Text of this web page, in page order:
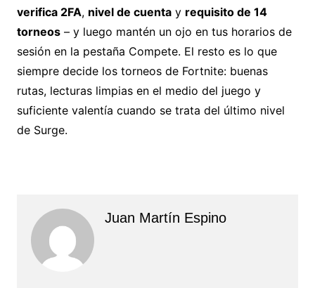
verifica 2FA, nivel de cuentay requisito de 14
torneos– y luego mantén un ojo en tus horarios de
sesión en la pestaña Compete. El resto es lo que
siempre decide los torneos de Fortnite: buenas
rutas, lecturas limpias en el medio del juego y
suficiente valentía cuando se trata del último nivel
de Surge.
Juan Martín Espino